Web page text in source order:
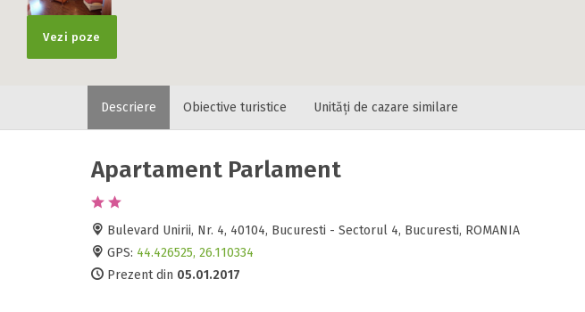
Vezi poze
Descriere Obiective turistice Unități de cazare similare
Apartament Parlament
Bulevard Unirii, Nr. 4, 40104, Bucuresti - Sectorul 4, Bucuresti, ROMANIA
GPS: 44.426525, 26.110334
Prezent din 05.01.2017